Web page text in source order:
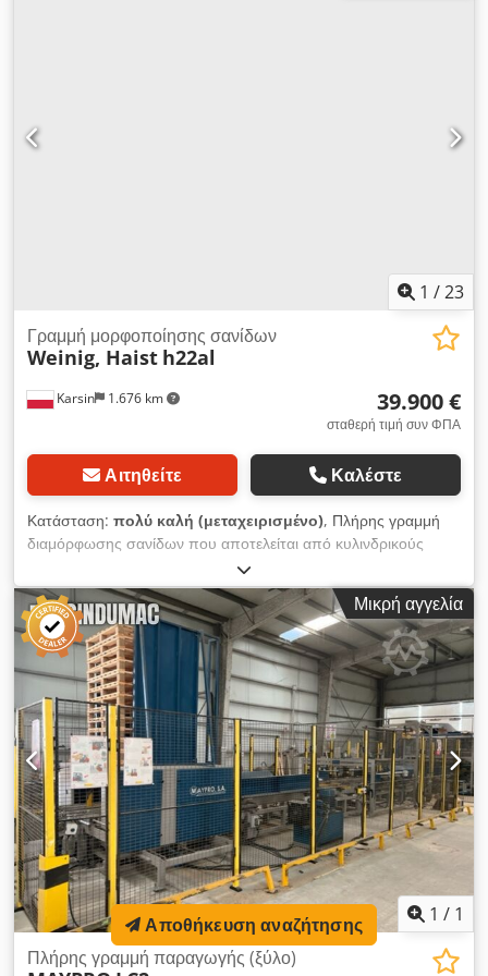
1 /23
Karsin 1.676 km
Γραμμή μορφοποίησης σανίδων
Weinig, Haist h22al
39.900 €
σταθερή τιμή συν ΦΠΑ
Αιτηθείτε Καλέστε
Κατάσταση: πολύ καλή (μεταχειρισμένο), Πλήρης γραμμή
διαμόρφωσης σανίδων που αποτελείται από κυλινδρικούς
μεταφορείς, αποστοιβαδοτικό μηχάνημα, μεταφορικό τραπέζι,
πριόνι Haist, τετραπλής πλευράς πλάνη Weinig Hydromat 22
AL με εξοπλισμό και αποστοιβαδοτή. Dcsdewz Id Topfx Ahuok
Μικρή αγγελία
1 / 1
Πλήρης γραμμή παραγωγής (ξύλο)
Αποθήκευση αναζήτησης